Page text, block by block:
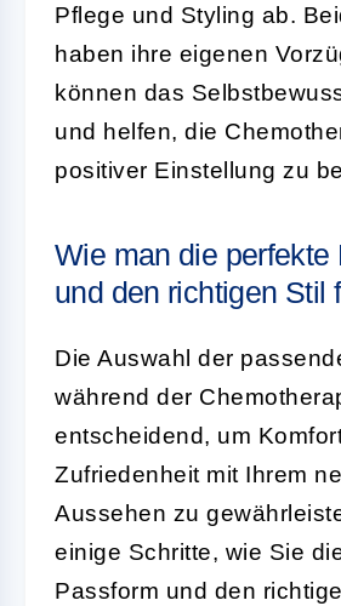
Pflege und Styling ab.
haben ihre eigenen
können das
und helfen, die
positiver Einstellung zu
Wie man die perfekte
und den richtigen Stil
Die Auswahl der
während der
entscheidend, um
Zufriedenheit mit Ihrem
Aussehen zu
einige Schritte, wie Sie
Passform und den